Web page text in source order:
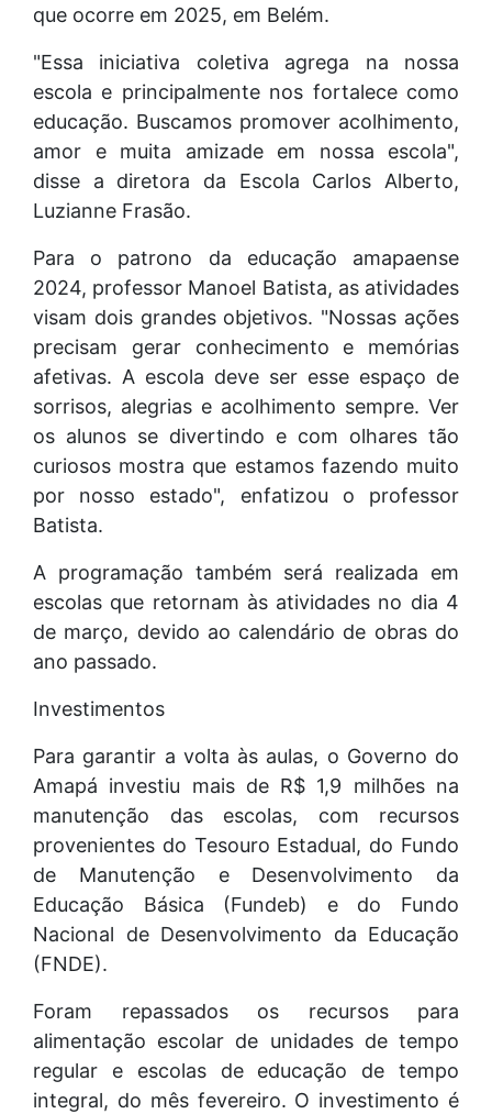
que ocorre em 2025, em Belém.
"Essa iniciativa coletiva agrega na nossa
escola e principalmente nos fortalece como
educação. Buscamos promover acolhimento,
amor e muita amizade em nossa escola",
disse a diretora da Escola Carlos Alberto,
Luzianne Frasão.
Para o patrono da educação amapaense
2024, professor Manoel Batista, as atividades
visam dois grandes objetivos. "Nossas ações
precisam gerar conhecimento e memórias
afetivas. A escola deve ser esse espaço de
sorrisos, alegrias e acolhimento sempre. Ver
os alunos se divertindo e com olhares tão
curiosos mostra que estamos fazendo muito
por nosso estado", enfatizou o professor
Batista.
A programação também será realizada em
escolas que retornam às atividades no dia 4
de março, devido ao calendário de obras do
ano passado.
Investimentos
Para garantir a volta às aulas, o Governo do
Amapá investiu mais de R$ 1,9 milhões na
manutenção das escolas, com recursos
provenientes do Tesouro Estadual, do Fundo
de Manutenção e Desenvolvimento da
Educação Básica (Fundeb) e do Fundo
Nacional de Desenvolvimento da Educação
(FNDE).
Foram repassados os recursos para
alimentação escolar de unidades de tempo
regular e escolas de educação de tempo
integral, do mês fevereiro. O investimento é